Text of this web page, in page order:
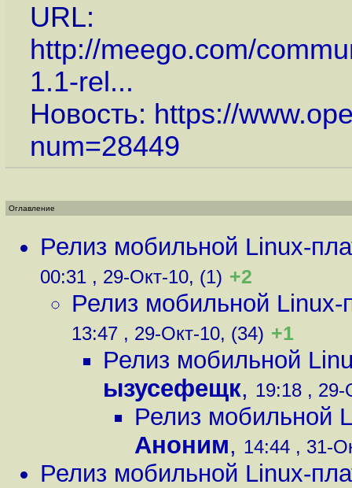
URL:
http://meego.com/
1.1-rel...
Новость: https://
num=28449
Оглавление
Релиз мобильной Linux-
00:31 , 29-Окт-10, (1) +2
Релиз мобильной
13:47 , 29-Окт-10, (34) +1
Релиз мобильной
ызусефещк, 19:18 , 29-
Релиз мобильной
Аноним, 14:44 , 31-
Релиз мобильной Linux-